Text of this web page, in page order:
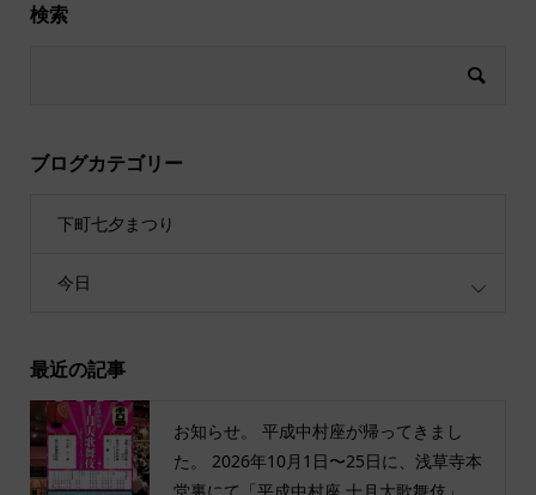
検索
ブログカテゴリー
下町七夕まつり
今日
最近の記事
お知らせ。 平成中村座が帰ってきまし
た。 2026年10月1日〜25日に、浅草寺本